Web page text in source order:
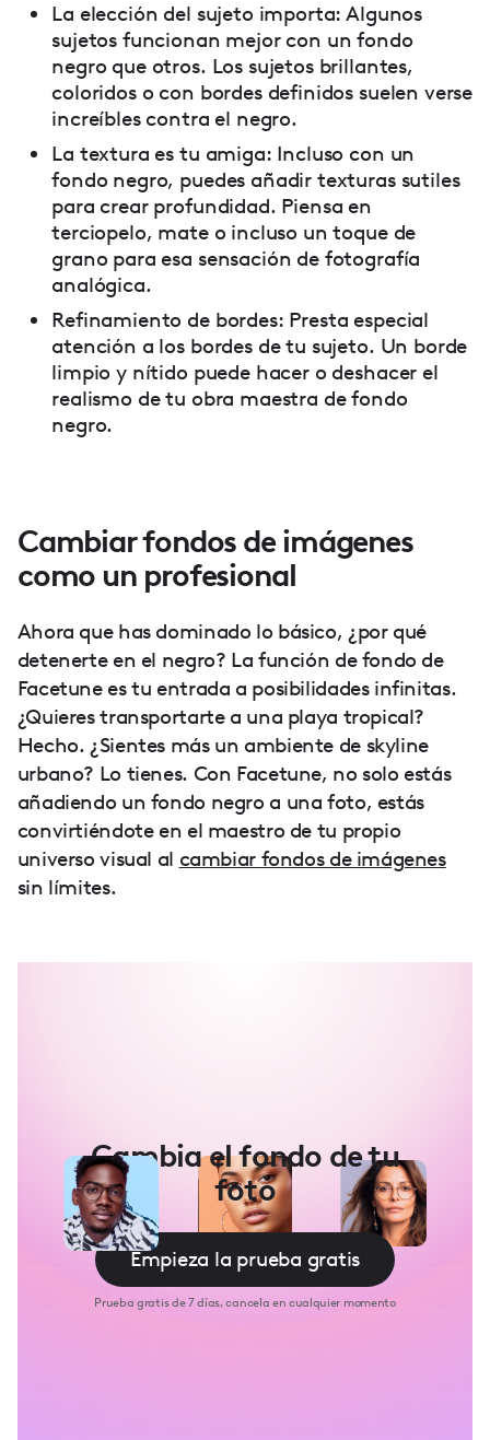
La elección del sujeto importa: Algunos
sujetos funcionan mejor con un fondo
negro que otros. Los sujetos brillantes,
coloridos o con bordes definidos suelen verse
increíbles contra el negro.
La textura es tu amiga: Incluso con un
fondo negro, puedes añadir texturas sutiles
para crear profundidad. Piensa en
terciopelo, mate o incluso un toque de
grano para esa sensación de fotografía
analógica.
Refinamiento de bordes: Presta especial
atención a los bordes de tu sujeto. Un borde
limpio y nítido puede hacer o deshacer el
realismo de tu obra maestra de fondo
negro.
Cambiar fondos de imágenes
como un profesional
Ahora que has dominado lo básico, ¿por qué
detenerte en el negro? La función de fondo de
Facetune es tu entrada a posibilidades infinitas.
¿Quieres transportarte a una playa tropical?
Hecho. ¿Sientes más un ambiente de skyline
urbano? Lo tienes. Con Facetune, no solo estás
añadiendo un fondo negro a una foto, estás
convirtiéndote en el maestro de tu propio
universo visual al cambiar fondos de imágenes
sin límites.
Cambia el fondo de tu
foto
Empieza la prueba gratis
Prueba gratis de 7 días, cancela en cualquier momento